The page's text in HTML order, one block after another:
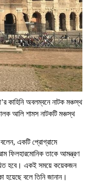
কাহিনি অবলম্বনে নাটক মঞ্চস্থ
আলি শামস নাটকটি মঞ্চস্থ
একটি প্রোগ্রামে
ফিলহারমোনিক তাকে আমন্ত্রণ
হবে। একই সময়ে কয়েকজন
হয়েছে বলে তিনি জানান।